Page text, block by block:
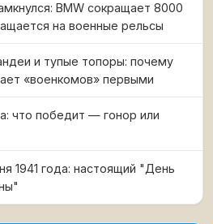
BMW сокращает 8000
на военные рельсы
и тупые топоры: почему
«военкомов» первыми
что победит — гонор или
1941 года: настоящий "День